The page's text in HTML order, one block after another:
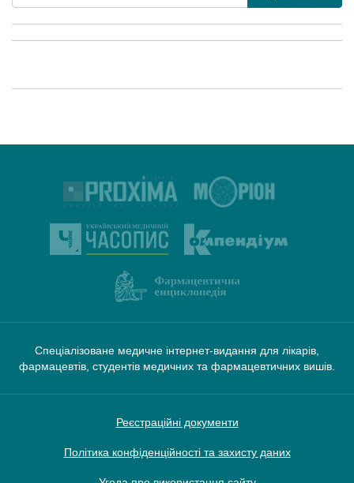
Спеціалізоване медичне інтернет-видання для лікарів,
фармацевтів, студентів медичних та фармацевтичних вишів.
Реєстраційні документи
Політика конфіденційності та захисту даних